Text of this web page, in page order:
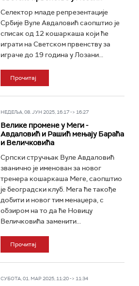
Селектор младе репрезентације
Србије Вуле Авдаловић саопштио је
списак од 12 кошаркаша који ће
играти на Светском првенству за
играче до 19 година у Лозани...
Прочитај
НЕДЕЉА, 08. ЈУН 2025, 16:17 -> 16:27
Велике промене у Меги -
Авдаловић и Рашић мењају Бараћа
и Величковића
Српски стручњак Вуле Авдаловић
званично је именован за новог
тренера кошаркаша Меге, саопштио
је београдски клуб. Мега ће такође
добити и новог тим менаџера, с
обзиром на то да ће Новицу
Величковића заменити...
Прочитај
СУБОТА, 01. МАР 2025, 11:20 -> 11:34